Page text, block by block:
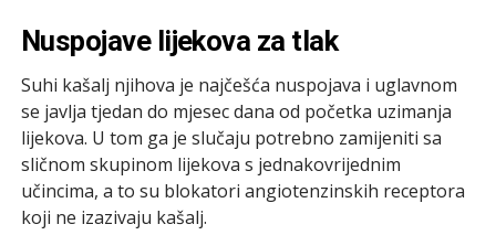
Nuspojave lijekova za tlak
Suhi kašalj njihova je najčešća nuspojava i uglavnom
se javlja tjedan do mjesec dana od početka uzimanja
lijekova. U tom ga je slučaju potrebno zamijeniti sa
sličnom skupinom lijekova s jednakovrijednim
učincima, a to su blokatori angiotenzinskih receptora
koji ne izazivaju kašalj.